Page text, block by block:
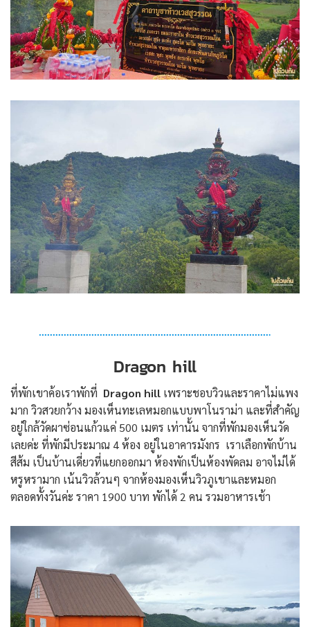
Dragon hill
ที่พักเขาค้อเราพักที่ Dragon hill เพราะชอบวิวและราคาไม่แพง
มาก วิวสวยกว้าง มองเห็นทะเลหมอกแบบพาโนราม่า และที่สำคัญ
อยู่ใกล้วัดผาซ่อนแก้วแค่ 500 เมตร เท่านั้น จากที่พักมองเห็นวัด
เลยค่ะ ที่พักมีประมาณ 4 ห้อง อยู่ในอาคารมังกร เราเลือกพักบ้าน
สีส้ม เป็นบ้านเดี่ยวที่แยกออกมา ห้องพักเป็นห้องพัดลม อาจไม่ได้
หรูหรามาก เน้นวิวล้วนๆ จากห้องมองเห็นวิวภูเขาและหมอก
ตลอดทั้งวันค่ะ ราคา 1900 บาท พักได้ 2 คน รวมอาหารเช้า